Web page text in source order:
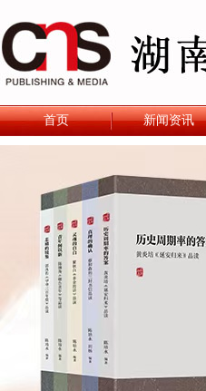
首页 新闻资讯